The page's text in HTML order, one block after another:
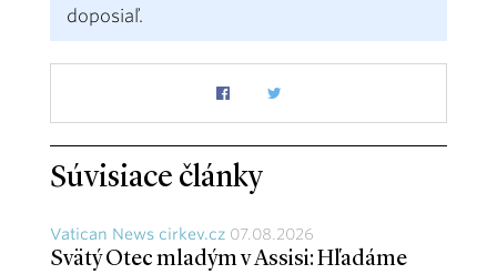
doposiaľ.
Súvisiace články
Vatican News cirkev.cz 07.08.2026
Svätý Otec mladým v Assisi: Hľadáme